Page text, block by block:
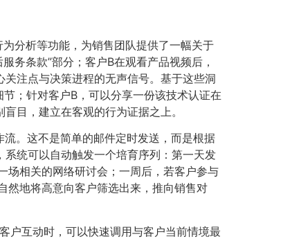
分析等功能，为销售团队提供了一幅关于
务条款”部分；客户B在观看产品视频后，
注点与决策进程的无声信号。基于这些洞
；针对客户B，可以分享一份该技术认证在
目，建立在客观的行为证据之上。
。这不是简单的邮件定时发送，而是根据
统可以自动触发一个培育序列：第一天发
场相关的网络研讨会；一周后，若客户参与
然地将高意向客户筛选出来，推向销售对
户互动时，可以快速调用与客户当前情境最